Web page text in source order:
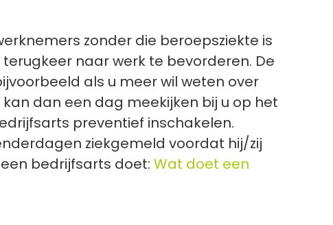
zonder die beroepsziekte is
naar werk te bevorderen. De
als u meer wil weten over
dan een dag meekijken bij u op het
preventief inschakelen.
ziekgemeld voordat hij/zij
bedrijfsarts doet: Wat doet een